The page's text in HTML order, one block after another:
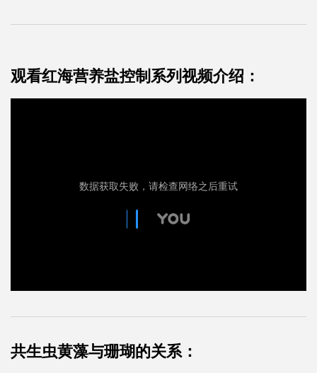
观看红海营养盐控制系列视频介绍：
共生虫黄藻与珊瑚的关系：